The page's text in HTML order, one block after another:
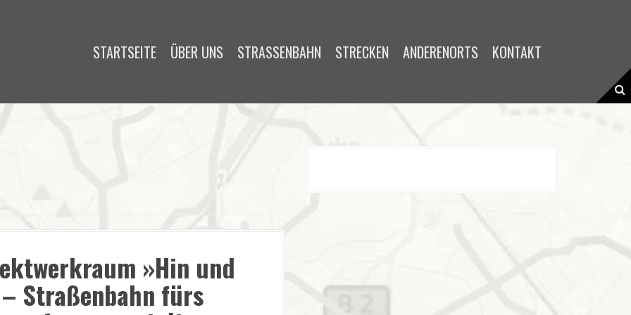
STARTSEITE ÜBER UNS STRASSENBAHN STRECKEN ANDERENORTS KONTAKT
»Hin und
Straßenbahn fürs